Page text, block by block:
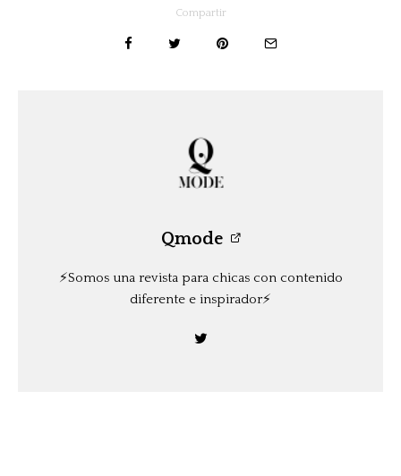
Compartir
Qmode
⚡️Somos una revista para chicas con contenido
diferente e inspirador⚡️